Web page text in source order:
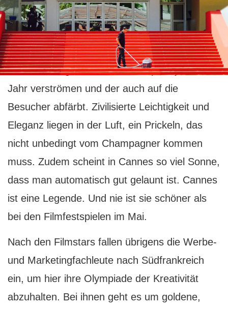
Frankreichurlaub mit ganz besonderem
Flair
G anz besonders reizvoll ist der Flair, den
die legendären Filmfestspiele jedes
Jahr verströmen und der auch auf die
Besucher abfärbt. Zivilisierte Leichtigkeit und
Eleganz liegen in der Luft, ein Prickeln, das
nicht unbedingt vom Champagner kommen
muss. Zudem scheint in Cannes so viel Sonne,
dass man automatisch gut gelaunt ist. Cannes
ist eine Legende. Und nie ist sie schöner als
bei den Filmfestspielen im Mai.
Nach den Filmstars fallen übrigens die Werbe-
und Marketingfachleute nach Südfrankreich
ein, um hier ihre Olympiade der Kreativität
abzuhalten. Bei ihnen geht es um goldene,